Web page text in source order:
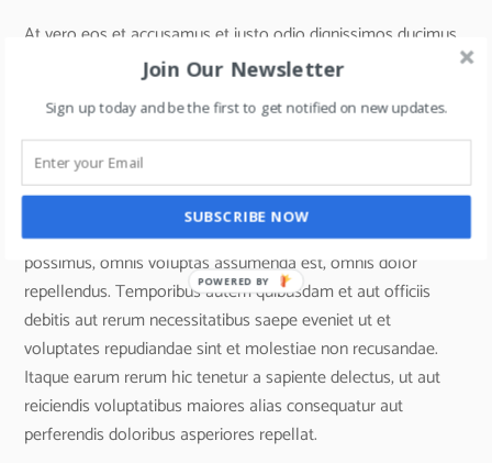
At vero eos et accusamus et iusto odio dignissimos ducimus
qui blanditiis praesentium voluptatum deleniti atque corrupti
cupiditate non provident, similique sunt in culpa qui officia
deserunt mollitia animi, id est laborum et dolorum fuga. Et
harum quidem rerum facilis est et expedita distinctio. Nam
libero tempore, cum soluta nobis est eligendi optio cumque
nihil impedit quo minus id quod maxime placeat facere
possimus, omnis voluptas assumenda est, omnis dolor
repellendus. Temporibus autem quibusdam et aut officiis
debitis aut rerum necessitatibus saepe eveniet ut et
voluptates repudiandae sint et molestiae non recusandae.
Itaque earum rerum hic tenetur a sapiente delectus, ut aut
reiciendis voluptatibus maiores alias consequatur aut
perferendis doloribus asperiores repellat.
Join Our Newsletter
Sign up today and be the first to get notified on new updates.
SUBSCRIBE NOW
POWERED BY